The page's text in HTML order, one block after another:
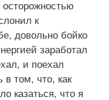
к
довольно бойко
заработал
и поехал
в том, что, как
казаться, что я